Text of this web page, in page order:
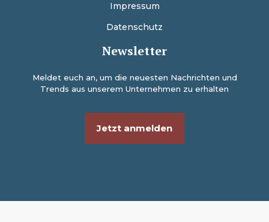
Impressum
Datenschutz
Newsletter
Meldet euch an, um die neuesten Nachrichten und
Trends aus unserem Unternehmen zu erhalten
Jetzt anmelden